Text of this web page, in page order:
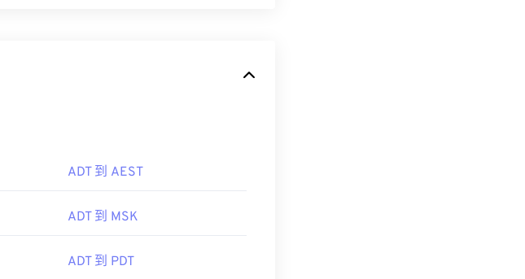
ADT 到 AEST
ADT 到 MSK
ADT 到 PDT